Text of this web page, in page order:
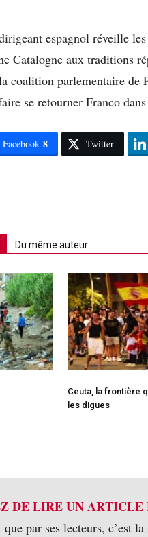
espagnol réveille
Catalogne aux traditions
coalition parlementaire de
se retourner Franco
Facebook 8 Twitter
Du même auteur
Ceuta, la frontière
les digues
DE LIRE UN ARTICLE
par ses lecteurs, c’est